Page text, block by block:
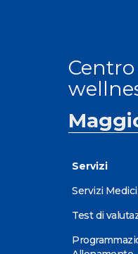
Servizi
Servizi Medici
Test di